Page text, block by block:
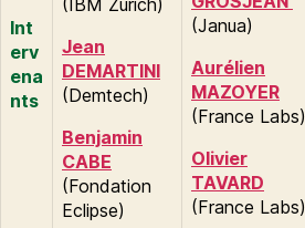
Int
erv
ena
nts
Jean
DEMARTINI
(Demtech)
Benjamin
CABE
(Fondation
Eclipse)
(Janua)
Aurélien
MAZOYER
(France Labs)
Olivier
TAVARD
(France Labs)